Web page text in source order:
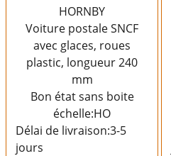
HORNBY
Voiture postale SNCF
avec glaces, roues
plastic, longueur 240
mm
Bon état sans boite
échelle:HO
Délai de livraison:3-5
jours